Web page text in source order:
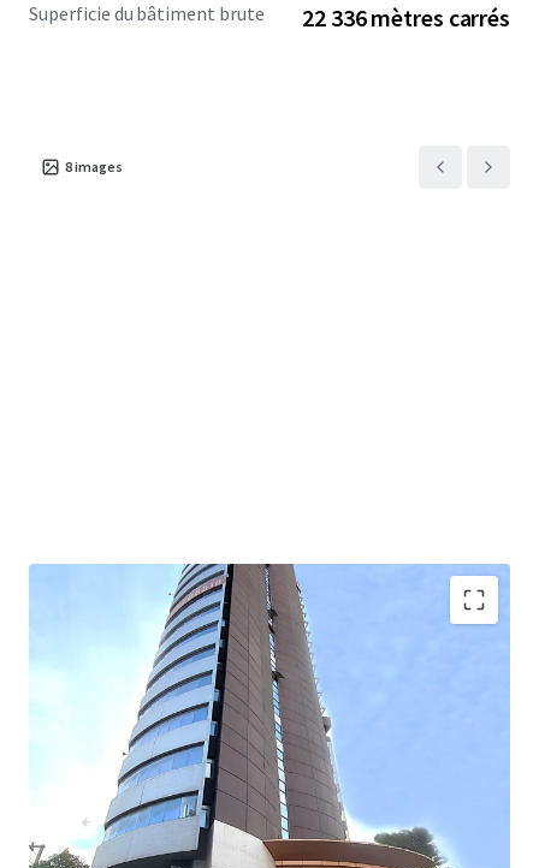
Superficie du bâtiment brute 22 336 mètres carrés
8images
Building detail:
No. of floors : 22 floors
Building GFA: 22,336 sqm
Net lettable area: 11,425 sqm
-Retail space (1stFloor): Approx. 590 m.
-Typical floor area
: 750 m.
Floor-to-floor height:
3 m.